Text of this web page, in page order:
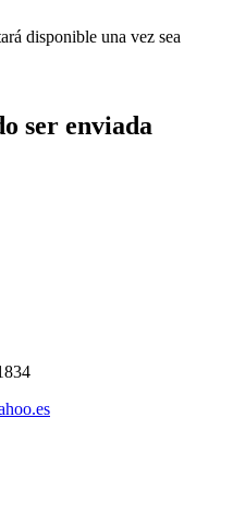
disponible una vez sea
ser enviada